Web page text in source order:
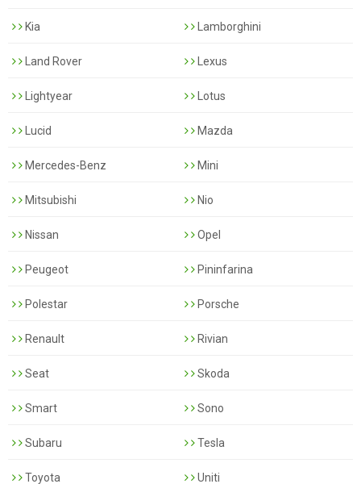
Kia Lamborghini
Land Rover Lexus
Lightyear Lotus
Lucid Mazda
Mercedes-Benz Mini
Mitsubishi Nio
Nissan Opel
Peugeot Pininfarina
Polestar Porsche
Renault Rivian
Seat Skoda
Smart Sono
Subaru Tesla
Toyota Uniti